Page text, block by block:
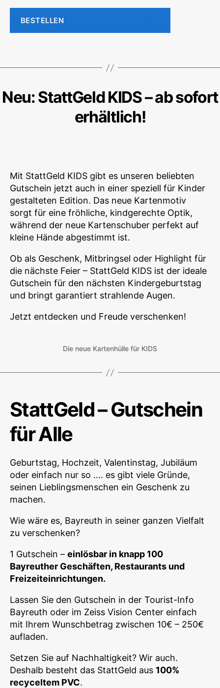
BESTELLEN
Neu: StattGeld KIDS – ab sofort
erhältlich!
Mit StattGeld KIDS gibt es unseren beliebten
Gutschein jetzt auch in einer speziell für Kinder
gestalteten Edition. Das neue Kartenmotiv
sorgt für eine fröhliche, kindgerechte Optik,
während der neue Kartenschuber perfekt auf
kleine Hände abgestimmt ist.
Ob als Geschenk, Mitbringsel oder Highlight für
die nächste Feier – StattGeld KIDS ist der ideale
Gutschein für den nächsten Kindergeburtstag
und bringt garantiert strahlende Augen.
Jetzt entdecken und Freude verschenken!
Die neue Kartenhülle für KIDS
StattGeld – Gutschein
für Alle
Geburtstag, Hochzeit, Valentinstag, Jubiläum
oder einfach nur so …. es gibt viele Gründe,
seinen Lieblingsmenschen ein Geschenk zu
machen.
Wie wäre es, Bayreuth in seiner ganzen Vielfalt
zu verschenken?
1 Gutschein – einlösbar in knapp 100
Bayreuther Geschäften, Restaurants und
Freizeiteinrichtungen.
Lassen Sie den Gutschein in der Tourist-Info
Bayreuth oder im Zeiss Vision Center einfach
mit Ihrem Wunschbetrag zwischen 10€ – 250€
aufladen.
Setzen Sie auf Nachhaltigkeit? Wir auch.
Deshalb besteht das StattGeld aus 100%
recyceltem PVC.